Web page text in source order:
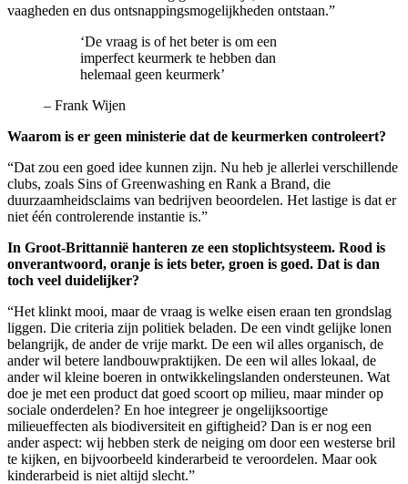
vaagheden en dus ontsnappingsmogelijkheden ontstaan.”
‘De vraag is of het beter is om een
imperfect keurmerk te hebben dan
helemaal geen keurmerk’
– Frank Wijen
Waarom is er geen ministerie dat de keurmerken controleert?
“Dat zou een goed idee kunnen zijn. Nu heb je allerlei verschillende
clubs, zoals Sins of Greenwashing en Rank a Brand, die
duurzaamheidsclaims van bedrijven beoordelen. Het lastige is dat er
niet één controlerende instantie is.”
In Groot-Brittannië hanteren ze een stoplichtsysteem. Rood is
onverantwoord, oranje is iets beter, groen is goed. Dat is dan
toch veel duidelijker?
“Het klinkt mooi, maar de vraag is welke eisen eraan ten grondslag
liggen. Die criteria zijn politiek beladen. De een vindt gelijke lonen
belangrijk, de ander de vrije markt. De een wil alles organisch, de
ander wil betere landbouwpraktijken. De een wil alles lokaal, de
ander wil kleine boeren in ontwikkelingslanden ondersteunen. Wat
doe je met een product dat goed scoort op milieu, maar minder op
sociale onderdelen? En hoe integreer je ongelijksoortige
milieueffecten als biodiversiteit en giftigheid? Dan is er nog een
ander aspect: wij hebben sterk de neiging om door een westerse bril
te kijken, en bijvoorbeeld kinderarbeid te veroordelen. Maar ook
kinderarbeid is niet altijd slecht.”